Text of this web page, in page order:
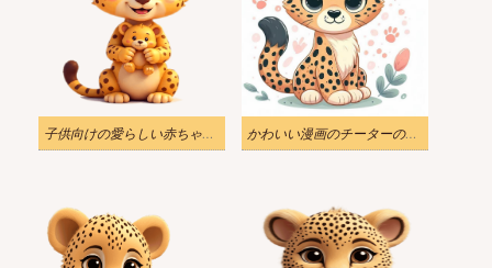
子供向けの愛らしい赤ちゃんチーターの漫画イラスト かわいい漫画のチーターのイラスト